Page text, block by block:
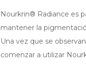
Nourkrin® Radiance es
mantener la
Una vez que se
comenzar a utilizar